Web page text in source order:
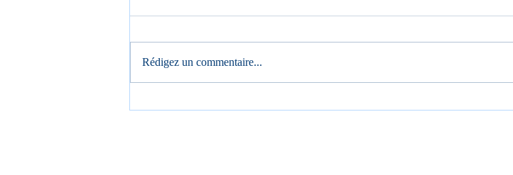
Inauguration CACOMIAF –
Salon de l'automobile
Rédigez un commentaire...